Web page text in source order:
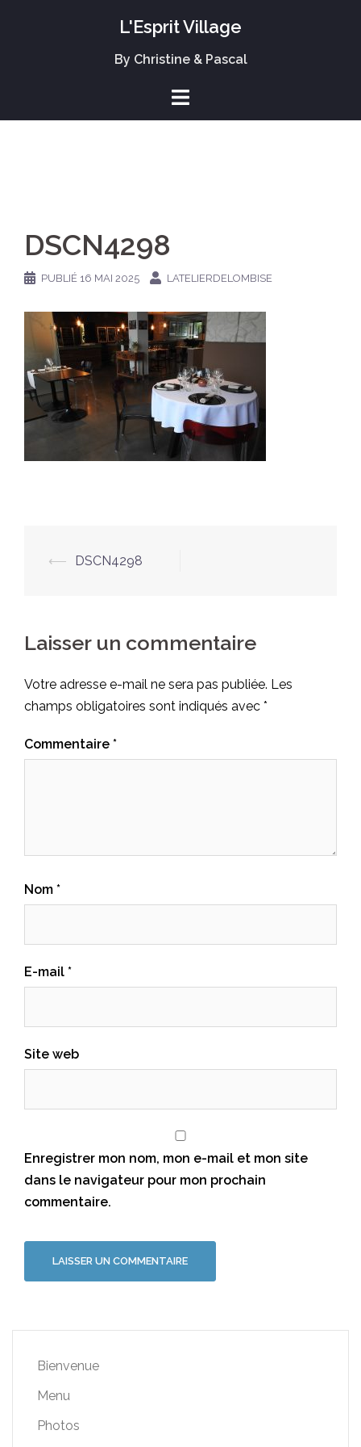
L'Esprit Village
By Christine & Pascal
DSCN4298
PUBLIÉ 16 MAI 2025 LATELIERDELOMBISE
⟵ DSCN4298
Laisser un commentaire
Votre adresse e-mail ne sera pas publiée. Les
champs obligatoires sont indiqués avec *
Commentaire *
Nom *
E-mail *
Site web
Enregistrer mon nom, mon e-mail et mon site
dans le navigateur pour mon prochain
commentaire.
Bienvenue
Menu
Photos